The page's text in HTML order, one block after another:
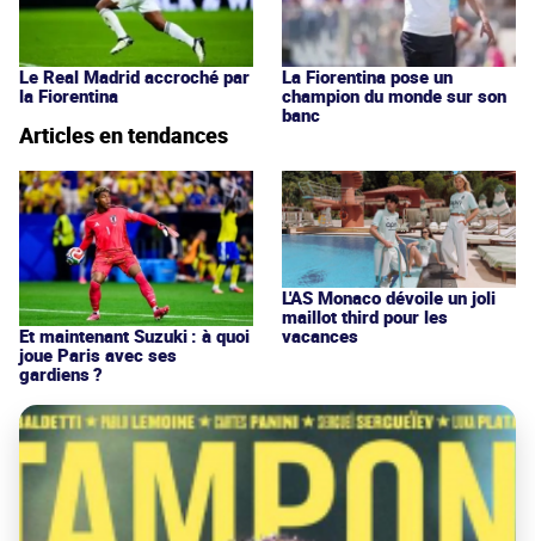
Le Real Madrid accroché par
la Fiorentina
La Fiorentina pose un
champion du monde sur son
banc
Articles en tendances
Et maintenant Suzuki : à quoi
joue Paris avec ses
gardiens ?
L'AS Monaco dévoile un joli
maillot third pour les
vacances